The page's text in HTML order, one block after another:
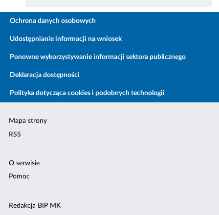
Ochrona danych osobowych
Udostępnianie informacji na wniosek
Ponowne wykorzystywanie informacji sektora publicznego
Deklaracja dostępności
Polityka dotycząca cookies i podobnych technologii
Mapa strony
RSS
O serwisie
Pomoc
Redakcja BIP MK